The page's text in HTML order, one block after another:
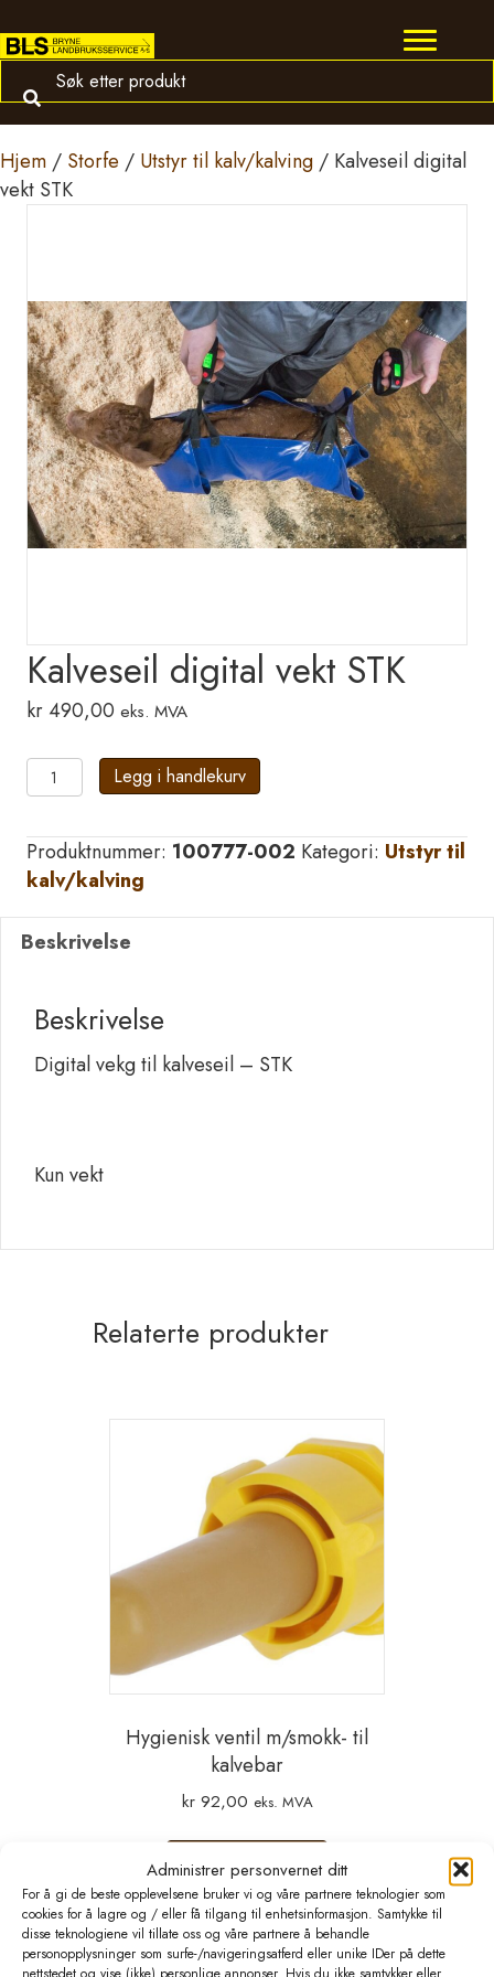
Administrer personvernet ditt
For å gi de beste opplevelsene bruker vi og våre partnere teknologier som
cookies for å lagre og / eller få tilgang til enhetsinformasjon. Samtykke til
disse teknologiene vil tillate oss og våre partnere å behandle
personopplysninger som surfe-/navigeringsatferd eller unike IDer på dette
nettstedet og vise (ikke) personlige annonser. Hvis du ikke samtykker eller
Hjem / Storfe / Utstyr til kalv/kalving / Kalveseil digital
vekt STK
Kalveseil digital vekt STK
kr 490,00 eks. MVA
Kalveseil
digital
STK
antall
Legg i handlekurv
Produktnummer: 100777-002 Kategori: Utstyr til
kalv/kalving
Beskrivelse
Beskrivelse
Digital vekg til kalveseil – STK
Kun vekt
Relaterte produkter
Hygienisk ventil m/smokk- til
kalvebar
kr92,00 eks. MVA
Legg i handlekurv